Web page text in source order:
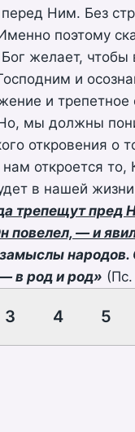
Ним. Без
поэтому
желает,
и
и
мы должны
откровения о
откроется то,
в нашей
трепещут пред
повелел, — и
народов.
в род и род»
3 4 5